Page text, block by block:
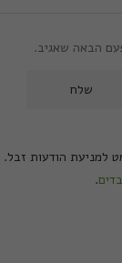
הבאה שאגיב.
למניעת הודעות זבל.
.